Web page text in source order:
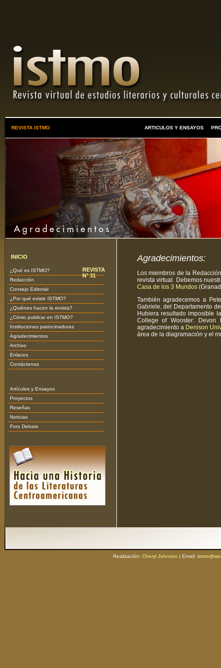
REVISTA ISTMO ARTICULOS Y ENSAYOS
INICIO
¿Qué es ISTMO?
Redacción
Consejo Editorial
¿Por qué existe ISTMO?
¿Quiénes hacen la revista?
¿Cómo publicar en ISTMO?
Instituciones patrocinadoras
Agradecimientos
Archivo
Enlaces
Contáctenos
REVISTA
N° 31
Artículos y Ensayos
Proyectos
Reseñas
Noticias
Foro Debate
Agradecimientos:
Los miembros de la
revista virtual. Debemos
Casa de los 3 Mundos
También agradecemos a
Gabriele, del Departamento
Hubiera resultado imposible
College of Wooster: Devon
agradecimiento a Denison
área de la diagramación y el
Realización: Cheryl Johnson | Email: